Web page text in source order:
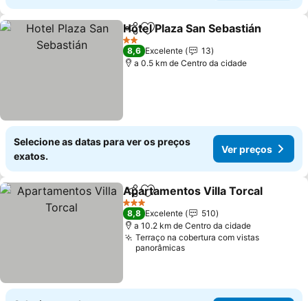
PartilharAdicionar aos favoritos
Hotel Plaza San Sebastián
2 Estrelas
8,6 Excelente
13
a 0.5 km de Centro da cidade
Selecione as datas para ver os preços
exatos.
Ver preços
PartilharAdicionar aos favoritos
Apartamentos Villa Torcal
3 Estrelas
8,8 Excelente
510
a 10.2 km de Centro da cidade
Terraço na cobertura com vistas
panorâmicas